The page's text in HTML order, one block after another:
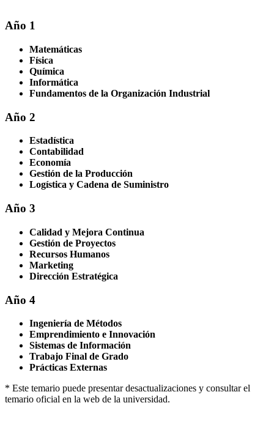
Año 1
Matemáticas
Física
Química
Informática
Fundamentos de la Organización Industrial
Año 2
Estadística
Contabilidad
Economía
Gestión de la Producción
Logística y Cadena de Suministro
Año 3
Calidad y Mejora Continua
Gestión de Proyectos
Recursos Humanos
Marketing
Dirección Estratégica
Año 4
Ingeniería de Métodos
Emprendimiento e Innovación
Sistemas de Información
Trabajo Final de Grado
Prácticas Externas
* Este temario puede presentar desactualizaciones y consultar el
temario oficial en la web de la universidad.